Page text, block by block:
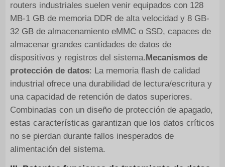
routers industriales suelen venir equipados con 128
MB-1 GB de memoria DDR de alta velocidad y 8 GB-
32 GB de almacenamiento eMMC o SSD, capaces de
almacenar grandes cantidades de datos de
dispositivos y registros del sistema. Mecanismos de
protección de datos: La memoria flash de calidad
industrial ofrece una durabilidad de lectura/escritura y
una capacidad de retención de datos superiores.
Combinadas con un diseño de protección de apagado,
estas características garantizan que los datos críticos
no se pierdan durante fallos inesperados de
alimentación del sistema.